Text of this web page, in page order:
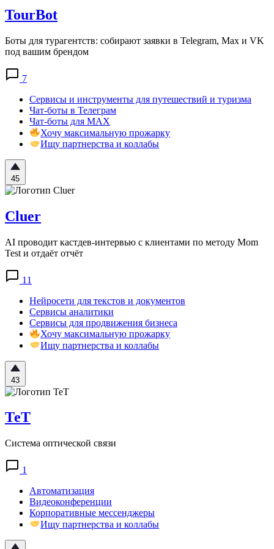
TourBot
Боты для турагентств: собирают заявки в Telegram, Max и VK
под вашим брендом
7
Сервисы и инструменты для путешествий и туризма
Чат-боты в Телеграм
Чат-боты для MAX
Хочу максимальную прожарку
Ищу партнерства и коллабы
45
Cluer
AI проводит кастдев-интервью с клиентами по методу Mom
Test и отдаёт отчёт
11
Нейросети для текстов и документов
Сервисы аналитики
Сервисы для продвижения бизнеса
Хочу максимальную прожарку
Ищу партнерства и коллабы
43
ТеТ
Система оптической связи
1
Автоматизация
Видеоконференции
Корпоративные мессенджеры
Ищу партнерства и коллабы